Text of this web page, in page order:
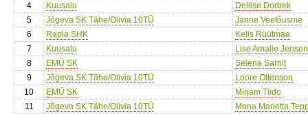
4
Kuusalu
Deliise Dorbek
5
Jõgeva SK Tähe/Olivia 10TÜ
Janne Veetõusme
6
Rapla SHK
Kelis Rüütmaa
7
Kuusalu
Lise Amalie Jensen
8
EMÜ SK
Selena Sarnit
9
Jõgeva SK Tähe/Olivia 10TÜ
Loore Ottenson
10
EMÜ SK
Mirjam Tiido
11
Jõgeva SK Tähe/Olivia 10TÜ
Mona Marietta